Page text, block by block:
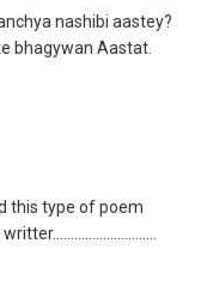
nashibi aastey?
Aastat.
this type of poem